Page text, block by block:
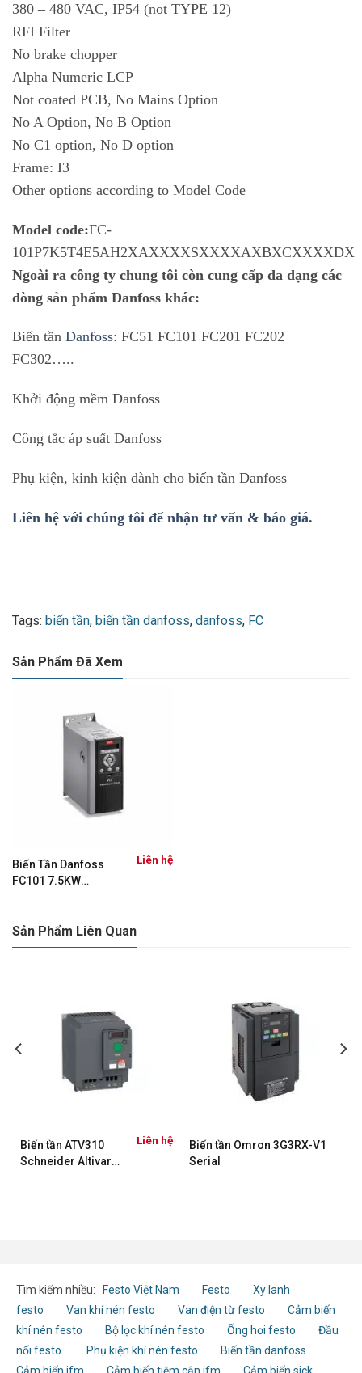
380 – 480 VAC, IP54 (not TYPE 12)
RFI Filter
No brake chopper
Alpha Numeric LCP
Not coated PCB, No Mains Option
No A Option, No B Option
No C1 option, No D option
Frame: I3
Other options according to Model Code
Model code:FC-
101P7K5T4E5AH2XAXXXXSXXXXAXBXCXXXXDX
Ngoài ra công ty chung tôi còn cung cấp đa dạng các
dòng sản phẩm Danfoss khác:
Biến tần Danfoss: FC51 FC101 FC201 FC202
FC302…..
Khởi động mềm Danfoss
Công tắc áp suất Danfoss
Phụ kiện, kinh kiện dành cho biến tần Danfoss
Liên hệ với chúng tôi để nhận tư vấn & báo giá.
Tags: biến tần, biến tần danfoss, danfoss, FC
Sản Phẩm Đã Xem
Biến Tần Danfoss
FC101 7.5KW
Liên hệ
Sản Phẩm Liên Quan
Biến tần ATV310
Schneider Altivar
Liên hệ
Biến tần Omron 3G3RX-V1
Serial
Tìm kiếm nhiều: Festo Việt Nam Festo
Xy lanh
festo
Van khí nén festo Van điện từ festo
Cảm biến
khí nén festo
Bộ lọc khí nén festo Ống hơi festo
Đầu
nối festo
Phụ kiện khí nén festo
Biến tần danfoss